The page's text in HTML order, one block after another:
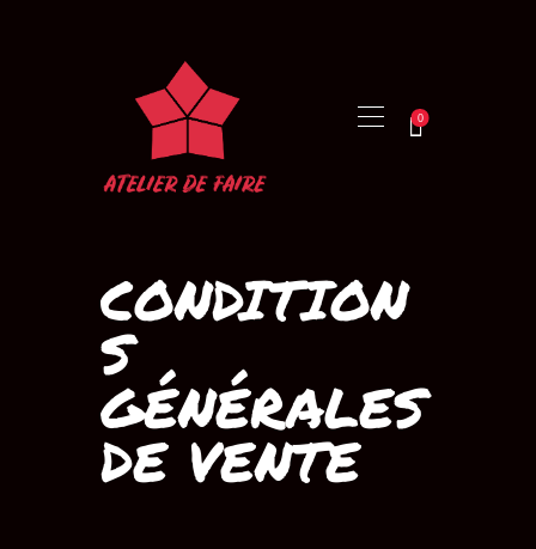
0
CONDITION
S
GÉNÉRALES
DE VENTE
ACCUEIL
PRÉSENTATION
BOUTIQUE
ACTUALITÉ
CONTACT